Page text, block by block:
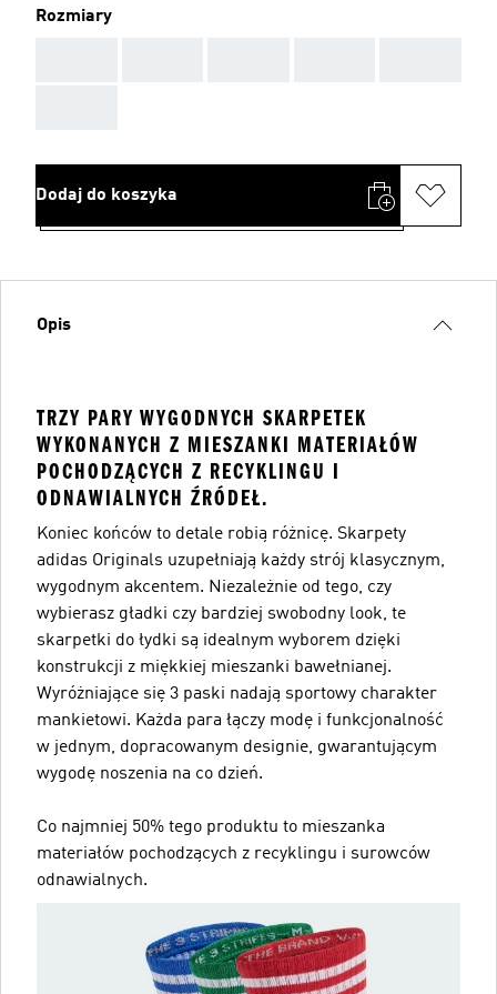
Rozmiary
Dodaj do koszyka
Opis
TRZY PARY WYGODNYCH SKARPETEK
WYKONANYCH Z MIESZANKI MATERIAŁÓW
POCHODZĄCYCH Z RECYKLINGU I
ODNAWIALNYCH ŹRÓDEŁ.
Koniec końców to detale robią różnicę. Skarpety
adidas Originals uzupełniają każdy strój klasycznym,
wygodnym akcentem. Niezależnie od tego, czy
wybierasz gładki czy bardziej swobodny look, te
skarpetki do łydki są idealnym wyborem dzięki
konstrukcji z miękkiej mieszanki bawełnianej.
Wyróżniające się 3 paski nadają sportowy charakter
mankietowi. Każda para łączy modę i funkcjonalność
w jednym, dopracowanym designie, gwarantującym
wygodę noszenia na co dzień.
Co najmniej 50% tego produktu to mieszanka
materiałów pochodzących z recyklingu i surowców
odnawialnych.